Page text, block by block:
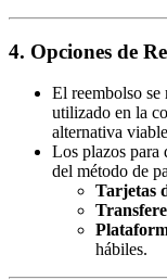
4. Opciones de
El reembolso se
utilizado en la
alternativa
Los plazos para
del método de
Tarjetas
hábiles.